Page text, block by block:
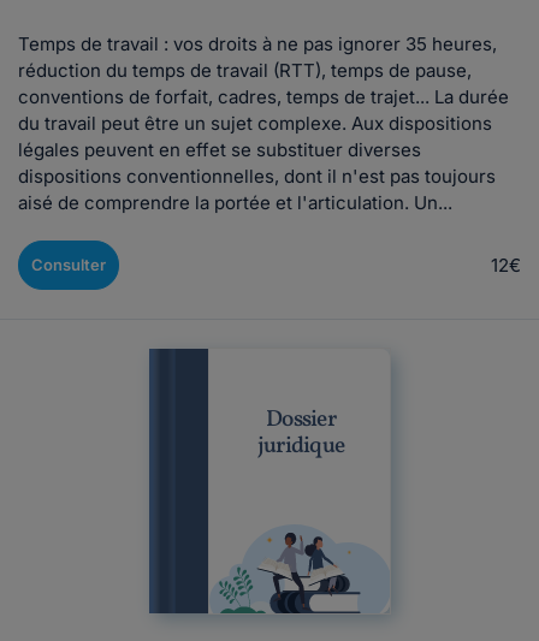
Temps de travail : vos droits à ne pas ignorer 35 heures,
réduction du temps de travail (RTT), temps de pause,
conventions de forfait, cadres, temps de trajet... La durée
du travail peut être un sujet complexe. Aux dispositions
légales peuvent en effet se substituer diverses
dispositions conventionnelles, dont il n'est pas toujours
aisé de comprendre la portée et l'articulation. Un...
Consulter 12€
Dossier
juridique